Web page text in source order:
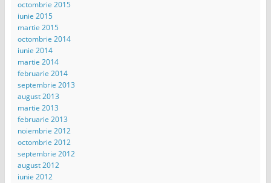
octombrie 2015
iunie 2015
martie 2015
octombrie 2014
iunie 2014
martie 2014
februarie 2014
septembrie 2013
august 2013
martie 2013
februarie 2013
noiembrie 2012
octombrie 2012
septembrie 2012
august 2012
iunie 2012